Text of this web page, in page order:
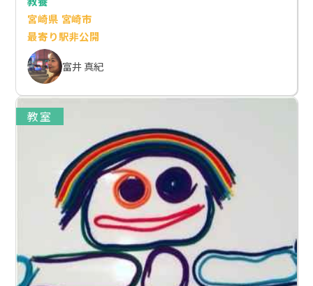
宮崎県 宮崎市
最寄り駅非公開
富井 真紀
教室